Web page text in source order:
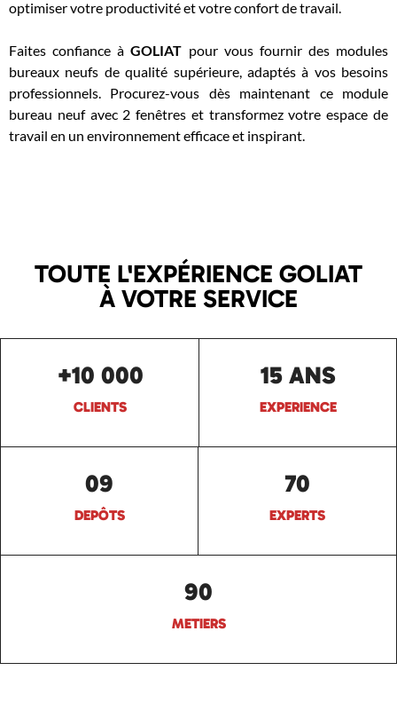
optimiser votre productivité et votre confort de travail.
Faites confiance àGOLIAT pour vous fournir des modules
bureaux neufs de qualité supérieure, adaptés à vos besoins
professionnels. Procurez-vous dès maintenant ce module
bureau neuf avec 2 fenêtres et transformez votre espace de
travail en un environnement efficace et inspirant.
TOUTE L'EXPÉRIENCE GOLIAT
À VOTRE SERVICE
+10 000
CLIENTS
15 ANS
EXPERIENCE
09
DEPÔTS
70
EXPERTS
90
METIERS